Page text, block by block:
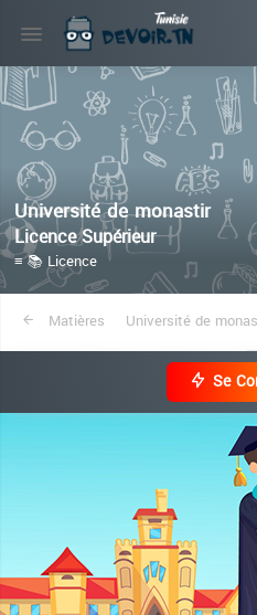
Université de monastir
Licence Supérieur
≡ 📚 Licence
Matières Université de
Se